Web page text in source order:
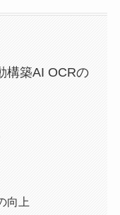
構築AI OCRの
向上